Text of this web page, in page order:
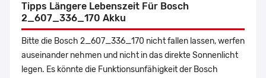
Tipps Längere Lebenszeit Für Bosch
2_607_336_170 Akku
Bitte die Bosch 2_607_336_170 nicht fallen lassen, werfen
auseinander nehmen und nicht in das direkte Sonnenlicht
legen. Es könnte die Funktionsunfähigkeit der Bosch